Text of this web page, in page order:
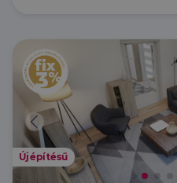
Újépítésű